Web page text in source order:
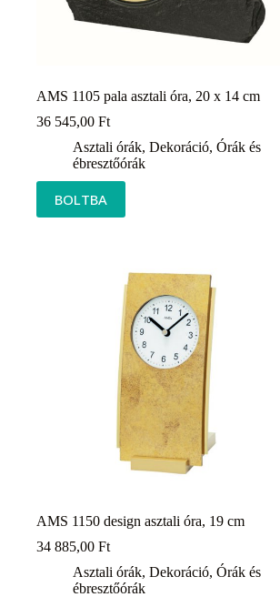
AMS 1105 pala asztali óra, 20 x 14 cm
36 545,00 Ft
Asztali órák, Dekoráció, Órák és
ébresztőórák
BOLTBA
AMS 1150 design asztali óra, 19 cm
34 885,00 Ft
Asztali órák, Dekoráció, Órák és
ébresztőórák